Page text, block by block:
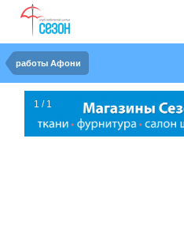
работы Афони
1 / 1